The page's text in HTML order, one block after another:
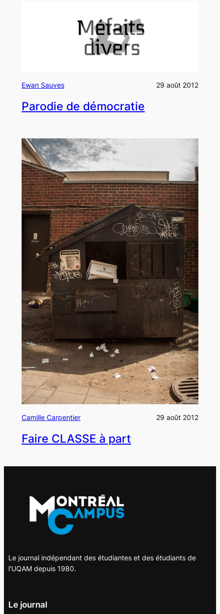
Ewan Sauves 29 août 2012
Parodie de démocratie
Camille Carpentier 29 août 2012
Faire CLASSE à part
Le journal indépendant des étudiantes et des étudiants de
l'UQAM depuis 1980.
Le journal